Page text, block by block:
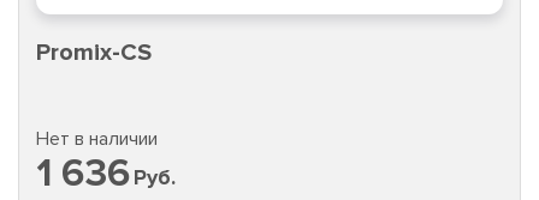
Promix-CS
Нет в наличии
1 636Руб.